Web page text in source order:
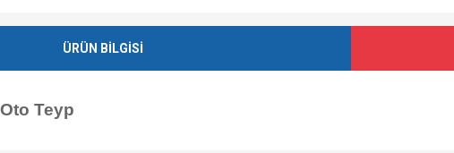
ÜRÜN BİLGİSİ
Teyp